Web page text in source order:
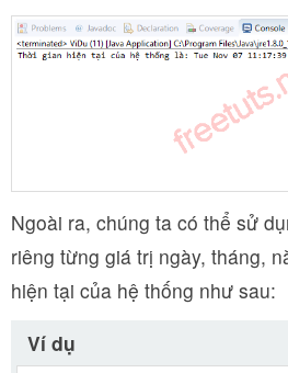
Ngoài ra, chúng ta có thể sử
riêng từng giá trị ngày, tháng,
hiện tại của hệ thống như sau:
Ví dụ